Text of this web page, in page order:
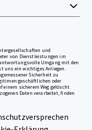
und
von Dienstleistungen im
Umgang mit den
uns ein wichtiges Anliegen.
Sicherheit zu
geschäftlichen oder
einem sicherem Weg gelöscht.
Daten verarbeitet, finden